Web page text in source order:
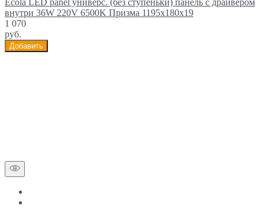
внутри 36W 220V 6500K Призма 1195x180x19
1 070
руб.
Добавить